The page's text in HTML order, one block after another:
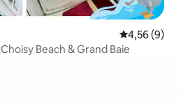
Vlerësimi
4,56 (9)
Beach & Grand Baie